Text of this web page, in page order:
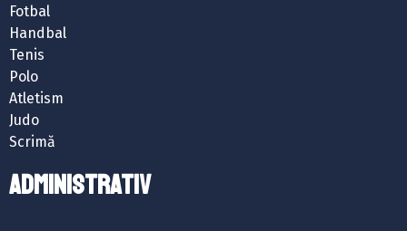
Fotbal
Handbal
Tenis
Polo
Atletism
Judo
Scrimă
ADMINISTRATIV